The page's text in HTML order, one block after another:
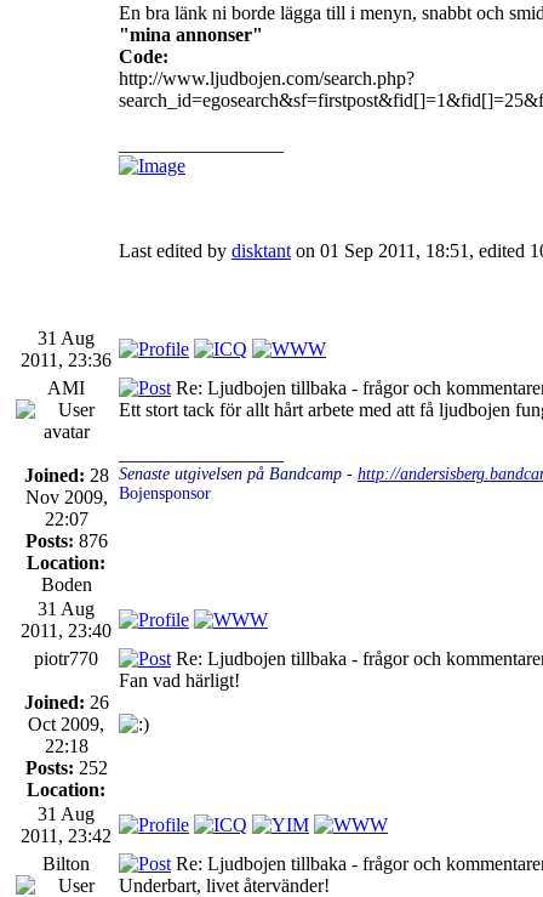
En bra länk ni borde lägga till i menyn, snabbt och
"mina annonser"
Code:
http://www.ljudbojen.com/search.php?
Last edited by disktant on 01 Sep 2011, 18:51, edited
31 Aug
2011, 23:36
AMI
Joined: 28
Nov 2009,
22:07
Posts: 876
Location:
Boden
Re: Ljudbojen tillbaka - frågor och
Ett stort tack för allt hårt arbete med att få ljudbojen
Senaste utgivelsen på Bandcamp - http://
Bojensponsor
31 Aug
2011, 23:40
piotr770
Joined: 26
Oct 2009,
22:18
Posts: 252
Location:
Re: Ljudbojen tillbaka - frågor och
Fan vad härligt!
31 Aug
2011, 23:42
Bilton
Re: Ljudbojen tillbaka - frågor och
Underbart, livet återvänder!